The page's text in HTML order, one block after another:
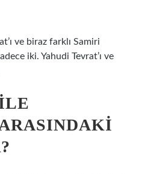
ve biraz farklı Samiri
iki. Yahudi Tevrat’ı ve